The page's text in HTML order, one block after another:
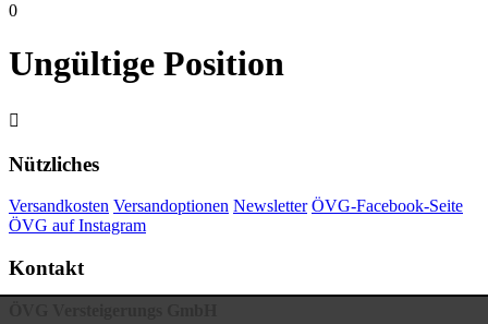
0
Ungültige Position

Nützliches
Versandkosten Versandoptionen Newsletter ÖVG-Facebook-Seite
ÖVG auf Instagram
Kontakt